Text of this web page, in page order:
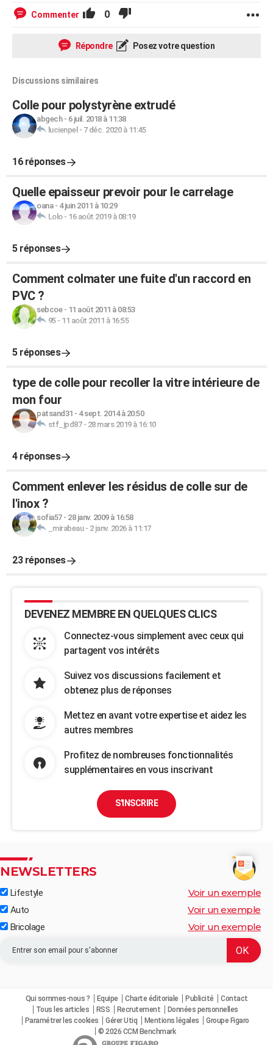
Commenter 0
Répondre Posez votre question
Discussions similaires
Colle pour polystyrène extrudé
abgech- 6 juil. 2018 à 11:38
lucienpel - 7 déc. 2020 à 11:45
16 réponses
Quelle epaisseur prevoir pour le carrelage
oana- 4 juin 2011 à 10:29
Lolo- 16 août 2019 à 08:19
5 réponses
Comment colmater une fuite d'un raccord en
PVC ?
sebcoe- 11 août 2011 à 08:53
95- 11 août 2011 à 16:55
5 réponses
type de colle pour recoller la vitre intérieure de
mon four
patsand31 - 4 sept. 2014 à 20:50
stf_jpd87- 28 mars 2019 à 16:10
4 réponses
Comment enlever les résidus de colle sur de
l'inox ?
sofia57- 28 janv. 2009 à 16:58
_mirabeau- 2 janv. 2026 à 11:17
23 réponses
DEVENEZ MEMBRE EN QUELQUES CLICS
Connectez-vous simplement avec ceux qui
partagent vos intérêts
Suivez vos discussions facilement et
obtenez plus de réponses
Mettez en avant votre expertise et aidez les
autres membres
Profitez de nombreuses fonctionnalités
supplémentaires en vous inscrivant
S'INSCRIRE
NEWSLETTERS
Lifestyle Voir un exemple
Auto Voir un exemple
Bricolage Voir un exemple
Qui sommes-nous ? Equipe Charte éditoriale Publicité
Contact
Tous les articles
RSS Recrutement
Données personnelles
Paramétrer les cookies
Gérer Utiq Mentions légales
Groupe Figaro
© 2026 CCM Benchmark